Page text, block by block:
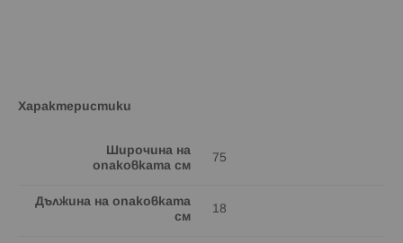
Характеристики
Широчина на
опаковката см
75
Дължина на опаковката
см
18